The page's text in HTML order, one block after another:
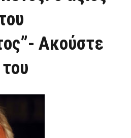
Ακούστε